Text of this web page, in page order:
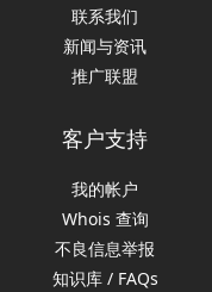
联系我们
新闻与资讯
推广联盟
客户支持
我的帐户
Whois 查询
不良信息举报
知识库 / FAQs